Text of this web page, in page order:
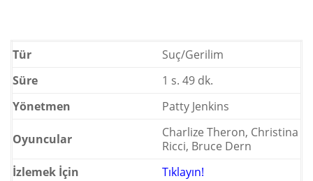
Tür
Suç/Gerilim
Süre
1 s. 49 dk.
Yönetmen
Patty Jenkins
Oyuncular
Charlize Theron, Christina
Ricci, Bruce Dern
İzlemek İçin
Tıklayın!